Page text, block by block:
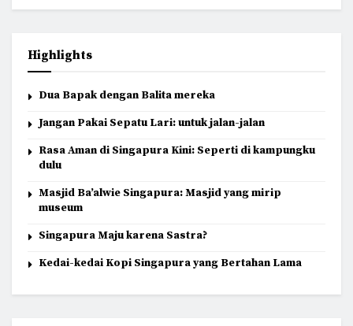
Highlights
Dua Bapak dengan Balita mereka
Jangan Pakai Sepatu Lari: untuk jalan-jalan
Rasa Aman di Singapura Kini: Seperti di kampungku
dulu
Masjid Ba’alwie Singapura: Masjid yang mirip
museum
Singapura Maju karena Sastra?
Kedai-kedai Kopi Singapura yang Bertahan Lama